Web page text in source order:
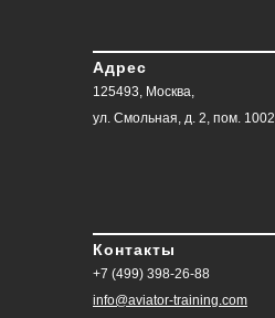
Адрес
125493, Москва,
ул. Смольная, д. 2, пом. 1002
Контакты
+7 (499) 398-26-88
info@aviator-training.com